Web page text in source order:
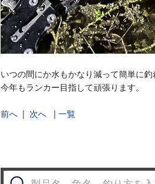
いつの間にか水もかなり減って簡単に
今年もランカー目指して頑張ります。
前へ | 次へ | 一覧